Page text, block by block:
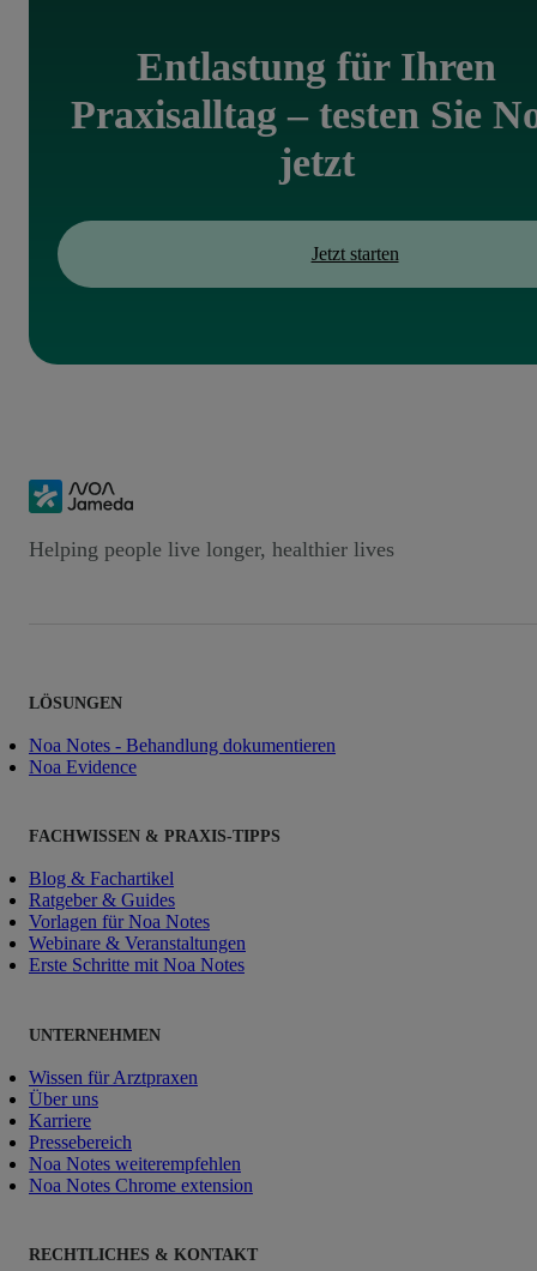
Entlastung für Ihren
Praxisalltag – testen Sie
jetzt
Jetzt starten
Helping people live longer, healthier lives
LÖSUNGEN
Noa Notes - Behandlung dokumentieren
Noa Evidence
FACHWISSEN & PRAXIS-TIPPS
Blog & Fachartikel
Ratgeber & Guides
Vorlagen für Noa Notes
Webinare & Veranstaltungen
Erste Schritte mit Noa Notes
UNTERNEHMEN
Wissen für Arztpraxen
Über uns
Karriere
Pressebereich
Noa Notes weiterempfehlen
Noa Notes Chrome extension
RECHTLICHES & KONTAKT